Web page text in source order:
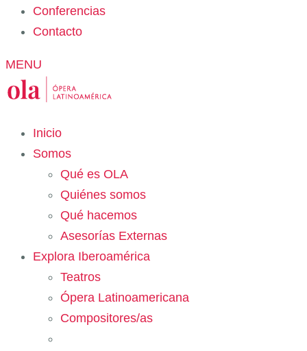
Conferencias
Contacto
MENU
Inicio
Somos
Qué es OLA
Quiénes somos
Qué hacemos
Asesorías Externas
Explora Iberoamérica
Teatros
Ópera Latinoamericana
Compositores/as